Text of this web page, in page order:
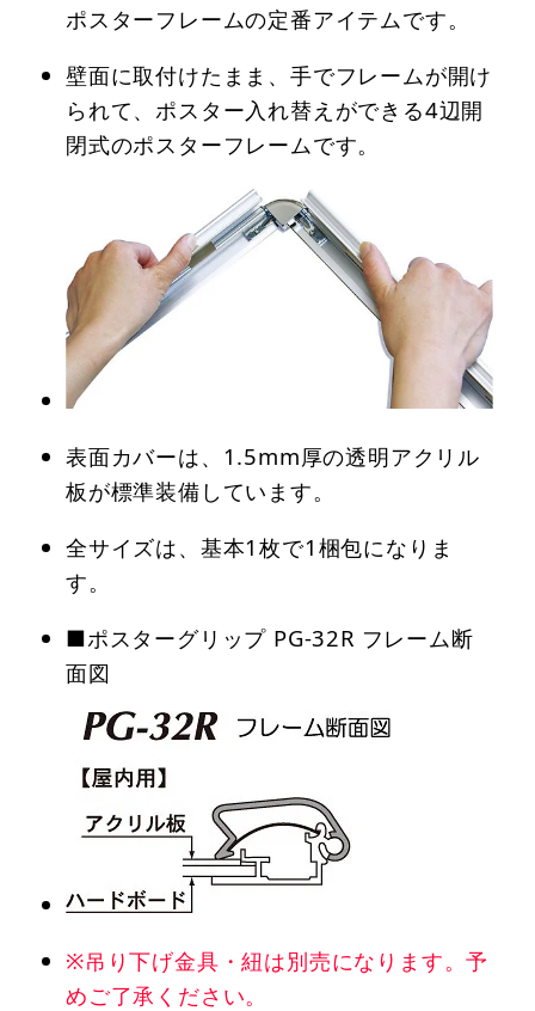
ポスターフレームの定番アイテムです。
壁面に取付けたまま、手でフレームが開け
られて、ポスター入れ替えができる4辺開
閉式のポスターフレームです。
表面カバーは、1.5mm厚の透明アクリル
板が標準装備しています。
全サイズは、基本1枚で1梱包になりま
す。
■ポスターグリップ PG-32R フレーム断
面図
※吊り下げ金具・紐は別売になります。予
めご了承ください。